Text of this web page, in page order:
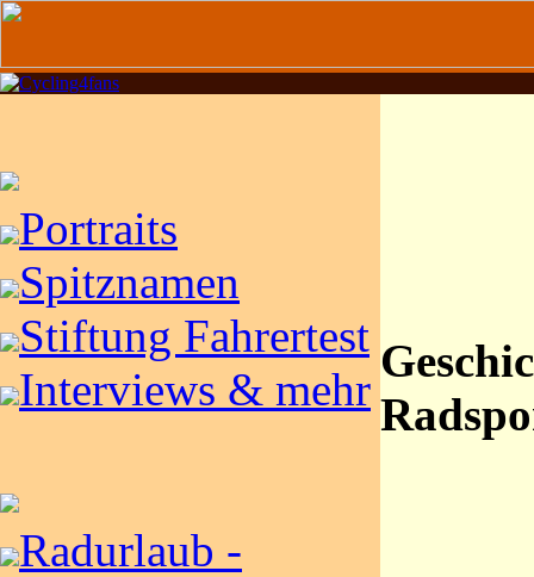
Portraits
Spitznamen
Stiftung Fahrertest
Interviews & mehr
Radurlaub -